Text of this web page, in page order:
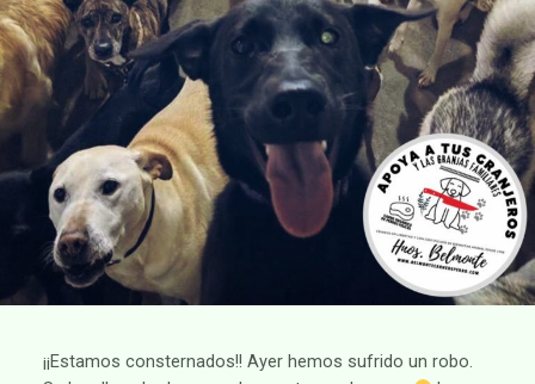
¡¡Estamos consternados!! Ayer hemos sufrido un robo.